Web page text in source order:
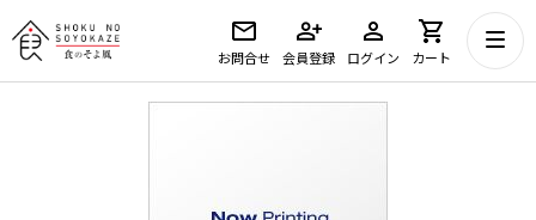
お問合せ 会員登録 ログイン カート